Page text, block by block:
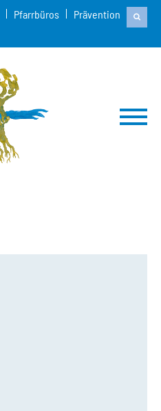
Pfarrbüros
Prävention